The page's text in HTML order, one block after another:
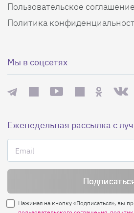
Пользовательское соглашение
Политика
Мы в соцсетях
Еженедельная рассылка с
Нажимая на кнопку «Подписаться», вы